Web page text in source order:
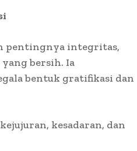
pentingnya integritas,
bersih. Ia
bentuk gratifikasi dan
kesadaran, dan